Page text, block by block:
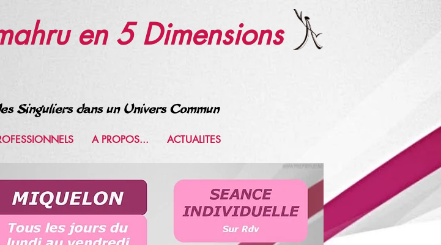
en 5 Dimensions
Singuliers dans un Univers Commun
A PROPOS... ACTUALITES